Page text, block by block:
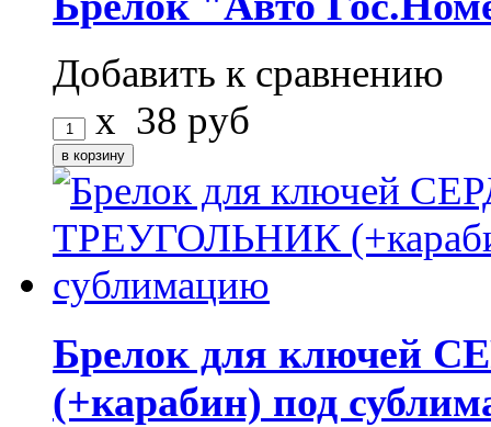
Добавить к сравнению
x 38 руб
Брелок для ключей
(+карабин) под